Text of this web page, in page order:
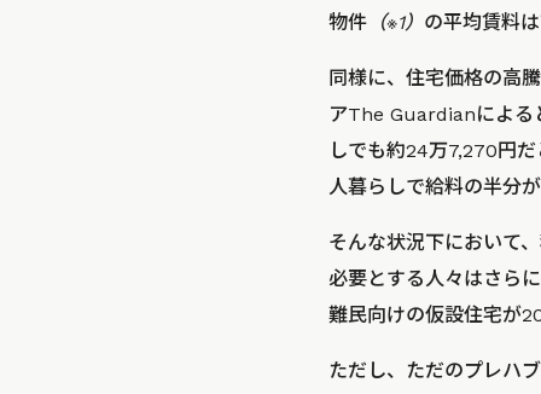
物件 （※1） の平均賃料
同様に、住宅価格の高
アThe Guardianによる
しでも約24万7,270円
人暮らしで給料の半分
そんな状況下において
必要とする人々はさら
難民向けの仮設住宅が
ただし、ただのプレハ